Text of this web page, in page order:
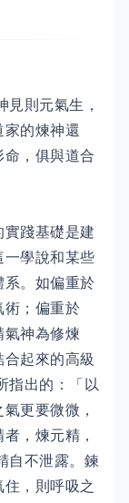
見則元氣生，
家的煉神還
，俱與道合
踐基礎是建
一學說和某些
系。如偏重於
術；偏重於
氣神為修煉
合起來的高級
指出的：「以
更要微微，
，煉元精，
自不泄露。鍊
，則呼吸之